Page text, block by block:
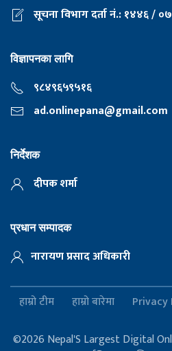
सूचना विभाग दर्ता नं.: १४४६ /
विज्ञापनका लागि
९८४९६५९५१६
ad.onlinepana@gmail.com
निर्देशक
दीपक शर्मा
प्रधान सम्पादक
नारायण प्रसाद अधिकारी
हाम्रो टीम हाम्रो बारेमा Privacy
©2026 Nepal'S Largest Digital